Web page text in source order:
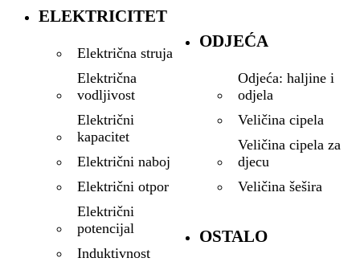
ELEKTRICITET
Električna struja
Električna
vodljivost
Električni
kapacitet
Električni naboj
Električni otpor
Električni
potencijal
Induktivnost
ODJEĆA
Odjeća: haljine i
odjela
Veličina cipela
Veličina cipela za
djecu
Veličina šešira
OSTALO